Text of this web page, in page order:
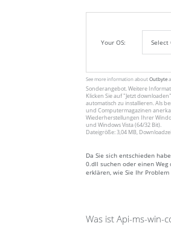
Your OS:
See more information about Outbyte
Sonderangebot. Weitere
Klicken Sie auf"Jetzt downloaden"
automatisch zu installieren. Als
und Computermagazinen
Wiederherstellungen Ihrer
und Windows Vista (64/32 Bit).
Dateigröße: 3,04 MB,
Da Sie sich entschieden
0.dll suchen oder einen
erklären, wie Sie Ihr
Was ist Api-ms-win-